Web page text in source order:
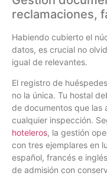
reclamaciones,
Habiendo cubierto el
datos, es crucial no
igual de relevantes.
El registro de
no la única. Tu hostal
de documentos que las
cualquier inspección.
hoteleros, la gestión
con tres ejemplares en
español, francés e
de admisión con